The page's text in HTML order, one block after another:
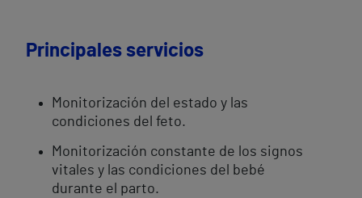
Principales servicios
Monitorización del estado y las
condiciones del feto.
Monitorización constante de los signos
vitales y las condiciones del bebé
durante el parto.